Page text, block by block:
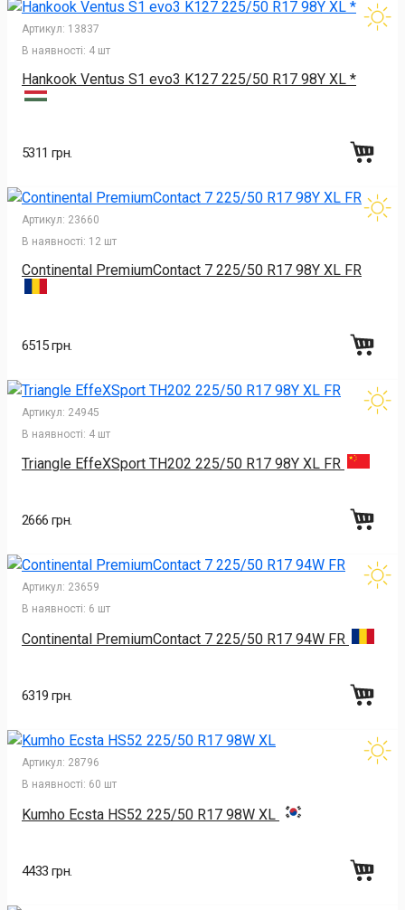
Артикул: 13837
В наявності: 4 шт
Hankook Ventus S1 evo3 K127 225/50 R17 98Y XL *
5311 грн.
Артикул: 23660
В наявності: 12 шт
Continental PremiumContact 7 225/50 R17 98Y XL FR
6515 грн.
Артикул: 24945
В наявності: 4 шт
Triangle EffeXSport TH202 225/50 R17 98Y XL FR
2666 грн.
Артикул: 23659
В наявності: 6 шт
Continental PremiumContact 7 225/50 R17 94W FR
6319 грн.
Артикул: 28796
В наявності: 60 шт
Kumho Ecsta HS52 225/50 R17 98W XL
4433 грн.